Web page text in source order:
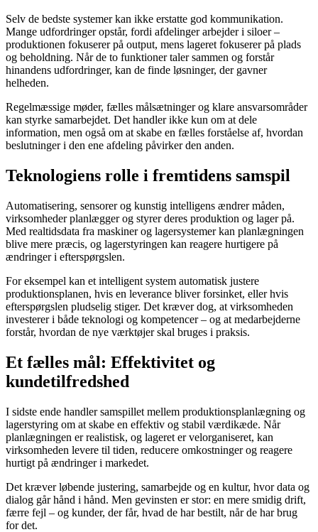
Selv de bedste systemer kan ikke erstatte god kommunikation.
Mange udfordringer opstår, fordi afdelinger arbejder i siloer –
produktionen fokuserer på output, mens lageret fokuserer på plads
og beholdning. Når de to funktioner taler sammen og forstår
hinandens udfordringer, kan de finde løsninger, der gavner
helheden.
Regelmæssige møder, fælles målsætninger og klare ansvarsområder
kan styrke samarbejdet. Det handler ikke kun om at dele
information, men også om at skabe en fælles forståelse af, hvordan
beslutninger i den ene afdeling påvirker den anden.
Teknologiens rolle i fremtidens samspil
Automatisering, sensorer og kunstig intelligens ændrer måden,
virksomheder planlægger og styrer deres produktion og lager på.
Med realtidsdata fra maskiner og lagersystemer kan planlægningen
blive mere præcis, og lagerstyringen kan reagere hurtigere på
ændringer i efterspørgslen.
For eksempel kan et intelligent system automatisk justere
produktionsplanen, hvis en leverance bliver forsinket, eller hvis
efterspørgslen pludselig stiger. Det kræver dog, at virksomheden
investerer i både teknologi og kompetencer – og at medarbejderne
forstår, hvordan de nye værktøjer skal bruges i praksis.
Et fælles mål: Effektivitet og
kundetilfredshed
I sidste ende handler samspillet mellem produktionsplanlægning og
lagerstyring om at skabe en effektiv og stabil værdikæde. Når
planlægningen er realistisk, og lageret er velorganiseret, kan
virksomheden levere til tiden, reducere omkostninger og reagere
hurtigt på ændringer i markedet.
Det kræver løbende justering, samarbejde og en kultur, hvor data og
dialog går hånd i hånd. Men gevinsten er stor: en mere smidig drift,
færre fejl – og kunder, der får, hvad de har bestilt, når de har brug
for det.